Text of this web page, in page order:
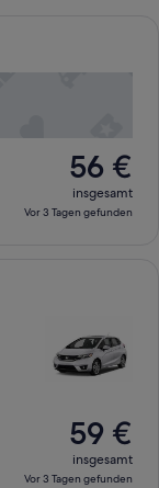
56 €
insgesamt
Vor 3 Tagen gefunden
59 €
insgesamt
Vor 3 Tagen gefunden